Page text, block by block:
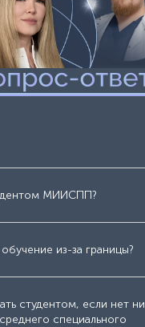
МИИСПП?
из-за границы?
студентом, если нет ни
специального